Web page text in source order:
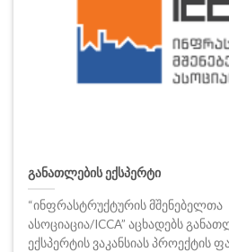
განათლების ექსპერტი
“ინფრასტრუქტურის მშენებელთა
ასოციაცია/ICCA” აცხადებს
ექსპერტის ვაკანსიას პროექტის